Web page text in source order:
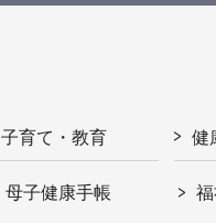
子育て・教育
母子健康手帳
健